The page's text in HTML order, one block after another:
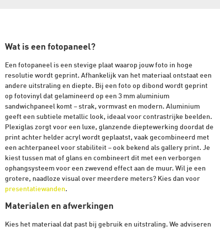
Wat is een fotopaneel?
Een fotopaneel is een stevige plaat waarop jouw foto in hoge
resolutie wordt geprint. Afhankelijk van het materiaal ontstaat een
andere uitstraling en diepte. Bij een foto op dibond wordt geprint
op fotovinyl dat gelamineerd op een 3 mm aluminium
sandwichpaneel komt – strak, vormvast en modern. Aluminium
geeft een subtiele metallic look, ideaal voor contrastrijke beelden.
Plexiglas zorgt voor een luxe, glanzende dieptewerking doordat de
print achter helder acryl wordt geplaatst, vaak gecombineerd met
een achterpaneel voor stabiliteit – ook bekend als gallery print. Je
kiest tussen mat of glans en combineert dit met een verborgen
ophangsysteem voor een zwevend effect aan de muur. Wil je een
grotere, naadloze visual over meerdere meters? Kies dan voor
presentatiewanden.
Materialen en afwerkingen
Kies het materiaal dat past bij gebruik en uitstraling. We adviseren